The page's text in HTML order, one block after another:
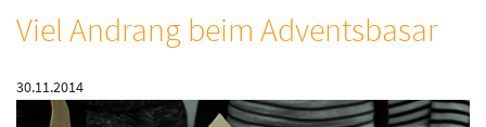
Viel Andrang beim Adventsbasar
30.11.2014